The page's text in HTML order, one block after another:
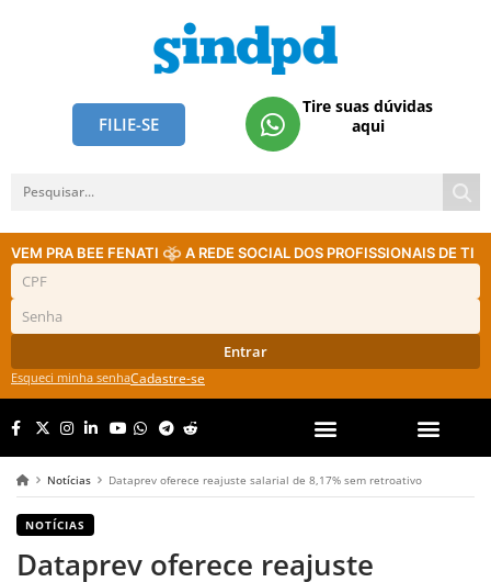
FILIE-SE
Tire suas dúvidas
aqui
VEM PRA BEE FENATI A REDE SOCIAL DOS PROFISSIONAIS DE TI
Entrar
Esqueci minha senhaCadastre-se
Notícias Dataprev oferece reajuste salarial de 8,17% sem retroativo
NOTÍCIAS
Dataprev oferece reajuste